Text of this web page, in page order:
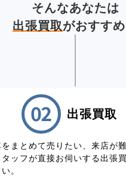
そんなあなたは
出張買取がおすすめ
出張買取
をまとめて売りたい、来店が
タッフが直接お伺いする出張
。